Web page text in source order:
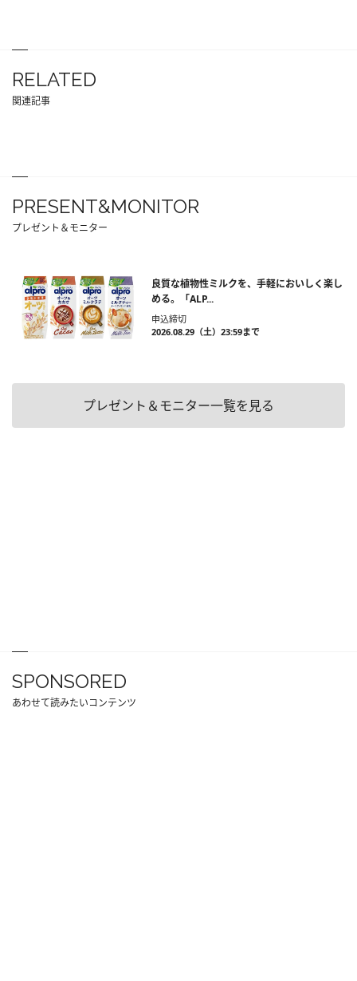
RELATED
関連記事
PRESENT&MONITOR
プレゼント＆モニター
良質な植物性ミルクを、手軽においしく楽し
める。「ALP...
申込締切
2026.08.29（土）23:59まで
プレゼント＆モニター一覧を見る
SPONSORED
あわせて読みたいコンテンツ